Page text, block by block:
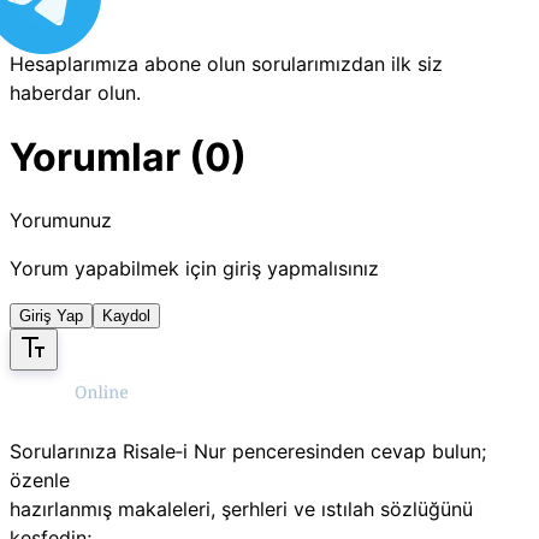
Hesaplarımıza abone olun sorularımızdan ilk siz
haberdar olun.
Yorumlar (0)
Yorumunuz
Yorum yapabilmek için giriş yapmalısınız
Giriş Yap Kaydol
Sorularınıza Risale‑i Nur penceresinden cevap bulun;
özenle
hazırlanmış makaleleri, şerhleri ve ıstılah sözlüğünü